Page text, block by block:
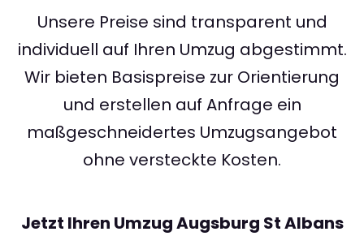
Unsere Preise sind transparent und
individuell auf Ihren Umzug abgestimmt.
Wir bieten Basispreise zur Orientierung
und erstellen auf Anfrage ein
maßgeschneidertes Umzugsangebot
ohne versteckte Kosten.
Jetzt Ihren Umzug Augsburg St Albans